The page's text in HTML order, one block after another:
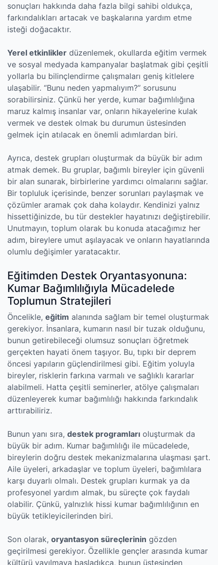
sonuçları hakkında daha fazla bilgi sahibi oldukça,
farkındalıkları artacak ve başkalarına yardım etme
isteği doğacaktır.
Yerel etkinlikler düzenlemek, okullarda eğitim vermek
ve sosyal medyada kampanyalar başlatmak gibi çeşitli
yollarla bu bilinçlendirme çalışmaları geniş kitlelere
ulaşabilir. “Bunu neden yapmalıyım?” sorusunu
sorabilirsiniz. Çünkü her yerde, kumar bağımlılığına
maruz kalmış insanlar var, onların hikayelerine kulak
vermek ve destek olmak bu durumun üstesinden
gelmek için atılacak en önemli adımlardan biri.
Ayrıca, destek grupları oluşturmak da büyük bir adım
atmak demek. Bu gruplar, bağımlı bireyler için güvenli
bir alan sunarak, birbirlerine yardımcı olmalarını sağlar.
Bir topluluk içerisinde, benzer sorunları paylaşmak ve
çözümler aramak çok daha kolaydır. Kendinizi yalnız
hissettiğinizde, bu tür destekler hayatınızı değiştirebilir.
Unutmayın, toplum olarak bu konuda atacağımız her
adım, bireylere umut aşılayacak ve onların hayatlarında
olumlu değişimler yaratacaktır.
Eğitimden Destek Oryantasyonuna:
Kumar Bağımlılığıyla Mücadelede
Toplumun Stratejileri
Öncelikle, eğitim alanında sağlam bir temel oluşturmak
gerekiyor. İnsanlara, kumarın nasıl bir tuzak olduğunu,
bunun getirebileceği olumsuz sonuçları öğretmek
gerçekten hayati önem taşıyor. Bu, tıpkı bir deprem
öncesi yapıların güçlendirilmesi gibi. Eğitim yoluyla
bireyler, risklerin farkına varmalı ve sağlıklı kararlar
alabilmeli. Hatta çeşitli seminerler, atölye çalışmaları
düzenleyerek kumar bağımlılığı hakkında farkındalık
arttırabiliriz.
Bunun yanı sıra, destek programları oluşturmak da
büyük bir adım. Kumar bağımlılığı ile mücadelede,
bireylerin doğru destek mekanizmalarına ulaşması şart.
Aile üyeleri, arkadaşlar ve toplum üyeleri, bağımlılara
karşı duyarlı olmalı. Destek grupları kurmak ya da
profesyonel yardım almak, bu süreçte çok faydalı
olabilir. Çünkü, yalnızlık hissi kumar bağımlılığının en
büyük tetikleyicilerinden biri.
Son olarak, oryantasyon süreçlerinin gözden
geçirilmesi gerekiyor. Özellikle gençler arasında kumar
kültürü yayılmaya başladıkça, bunun üstesinden